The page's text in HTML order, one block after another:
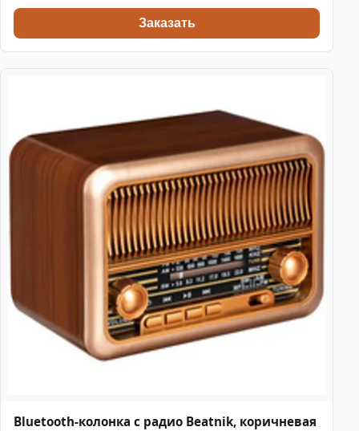
Заказать
Bluetooth-колонка с радио Beatnik, коричневая